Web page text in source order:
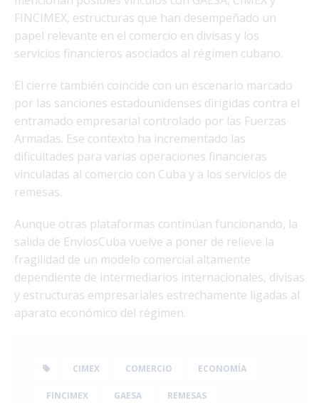
FINCIMEX, estructuras que han desempeñado un
papel relevante en el comercio en divisas y los
servicios financieros asociados al régimen cubano.
El cierre también coincide con un escenario marcado
por las sanciones estadounidenses dirigidas contra el
entramado empresarial controlado por las Fuerzas
Armadas. Ese contexto ha incrementado las
dificultades para varias operaciones financieras
vinculadas al comercio con Cuba y a los servicios de
remesas.
Aunque otras plataformas continúan funcionando, la
salida de EnvíosCuba vuelve a poner de relieve la
fragilidad de un modelo comercial altamente
dependiente de intermediarios internacionales, divisas
y estructuras empresariales estrechamente ligadas al
aparato económico del régimen.
CIMEX COMERCIO ECONOMÍA
FINCIMEX GAESA REMESAS